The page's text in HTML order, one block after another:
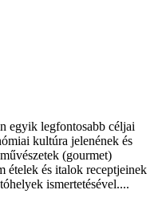
egyik legfontosabb céljai
kultúra jelenének és
(gourmet)
ételek és italok receptjeinek
ismertetésével....